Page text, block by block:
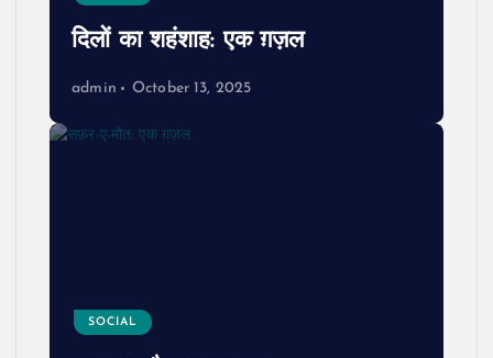
दिलों का शहंशाह: एक ग़ज़ल
admin October 13, 2025
SOCIAL